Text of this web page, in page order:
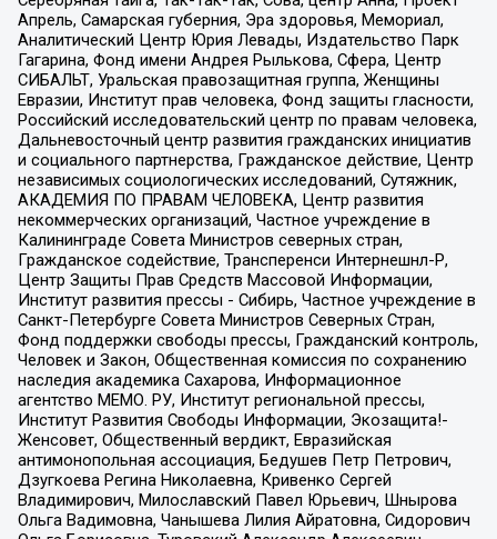
Апрель, Самарская губерния, Эра здоровья, Мемориал,
Аналитический Центр Юрия Левады, Издательство Парк
Гагарина, Фонд имени Андрея Рылькова, Сфера, Центр
СИБАЛЬТ, Уральская правозащитная группа, Женщины
Евразии, Институт прав человека, Фонд защиты гласности,
Российский исследовательский центр по правам человека,
Дальневосточный центр развития гражданских инициатив
и социального партнерства, Гражданское действие, Центр
независимых социологических исследований, Сутяжник,
АКАДЕМИЯ ПО ПРАВАМ ЧЕЛОВЕКА, Центр развития
некоммерческих организаций, Частное учреждение в
Калининграде Совета Министров северных стран,
Гражданское содействие, Трансперенси Интернешнл-Р,
Центр Защиты Прав Средств Массовой Информации,
Институт развития прессы - Сибирь, Частное учреждение в
Санкт-Петербурге Совета Министров Северных Стран,
Фонд поддержки свободы прессы, Гражданский контроль,
Человек и Закон, Общественная комиссия по сохранению
наследия академика Сахарова, Информационное
агентство МЕМО. РУ, Институт региональной прессы,
Институт Развития Свободы Информации, Экозащита!-
Женсовет, Общественный вердикт, Евразийская
антимонопольная ассоциация, Бедушев Петр Петрович,
Дзугкоева Регина Николаевна, Кривенко Сергей
Владимирович, Милославский Павел Юрьевич, Шнырова
Ольга Вадимовна, Чанышева Лилия Айратовна, Сидорович